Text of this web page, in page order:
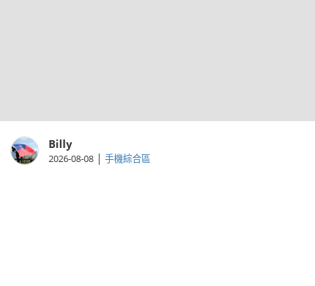
Billy
2026-08-08 | 手機綜合區